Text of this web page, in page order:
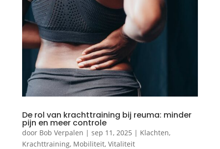
De rol van krachttraining bij reuma: minder
pijn en meer controle
door Bob Verpalen | sep 11, 2025 | Klachten,
Krachttraining, Mobiliteit, Vitaliteit